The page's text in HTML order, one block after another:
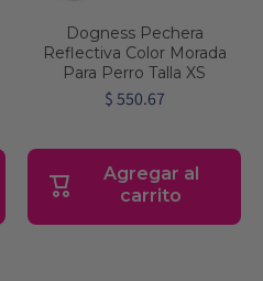
Dogness Pechera
Reflectiva Color Morada
Para Perro Talla XS
$ 550.67
Agregar al
carrito